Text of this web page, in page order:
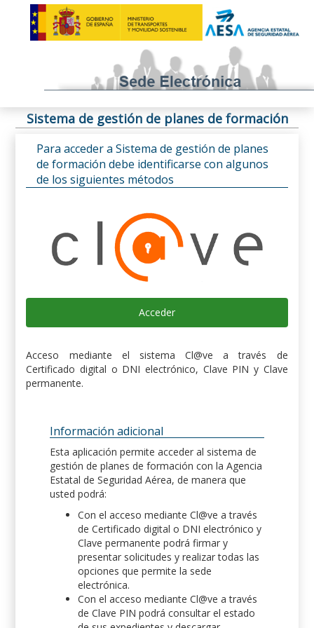
Sistema de gestión de planes de formación
Para acceder a Sistema de gestión de planes
de formación debe identificarse con algunos
de los siguientes métodos
Acceder
Acceso mediante el sistema Cl@ve a través de
Certificado digital o DNI electrónico, Clave PIN y Clave
permanente.
Información adicional
Esta aplicación permite acceder al sistema de
gestión de planes de formación con la Agencia
Estatal de Seguridad Aérea, de manera que
usted podrá:
Con el acceso mediante Cl@ve a través
de Certificado digital o DNI electrónico y
Clave permanente podrá firmar y
presentar solicitudes y realizar todas las
opciones que permite la sede
electrónica.
Con el acceso mediante Cl@ve a través
de Clave PIN podrá consultar el estado